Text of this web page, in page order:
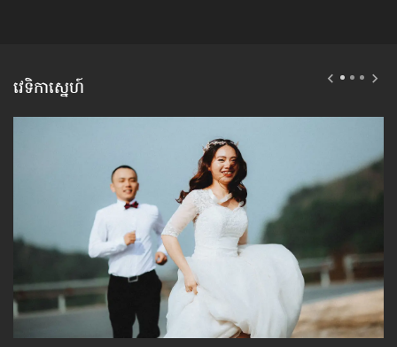
វេទិកាស្នេហ៍